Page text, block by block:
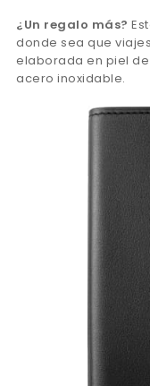
¿Un regalo más?
donde sea que
elaborada en piel
acero inoxidable.